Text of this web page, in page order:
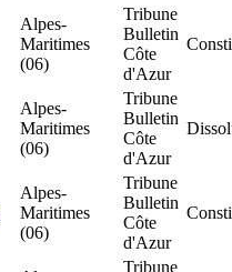
Alpes-
Maritimes
(06)
Tribune
Bulletin
Côte
d'Azur
Alpes-
Maritimes
(06)
Tribune
Bulletin
Côte
d'Azur
Alpes-
Maritimes
(06)
Tribune
Bulletin
Côte
d'Azur
Tribune